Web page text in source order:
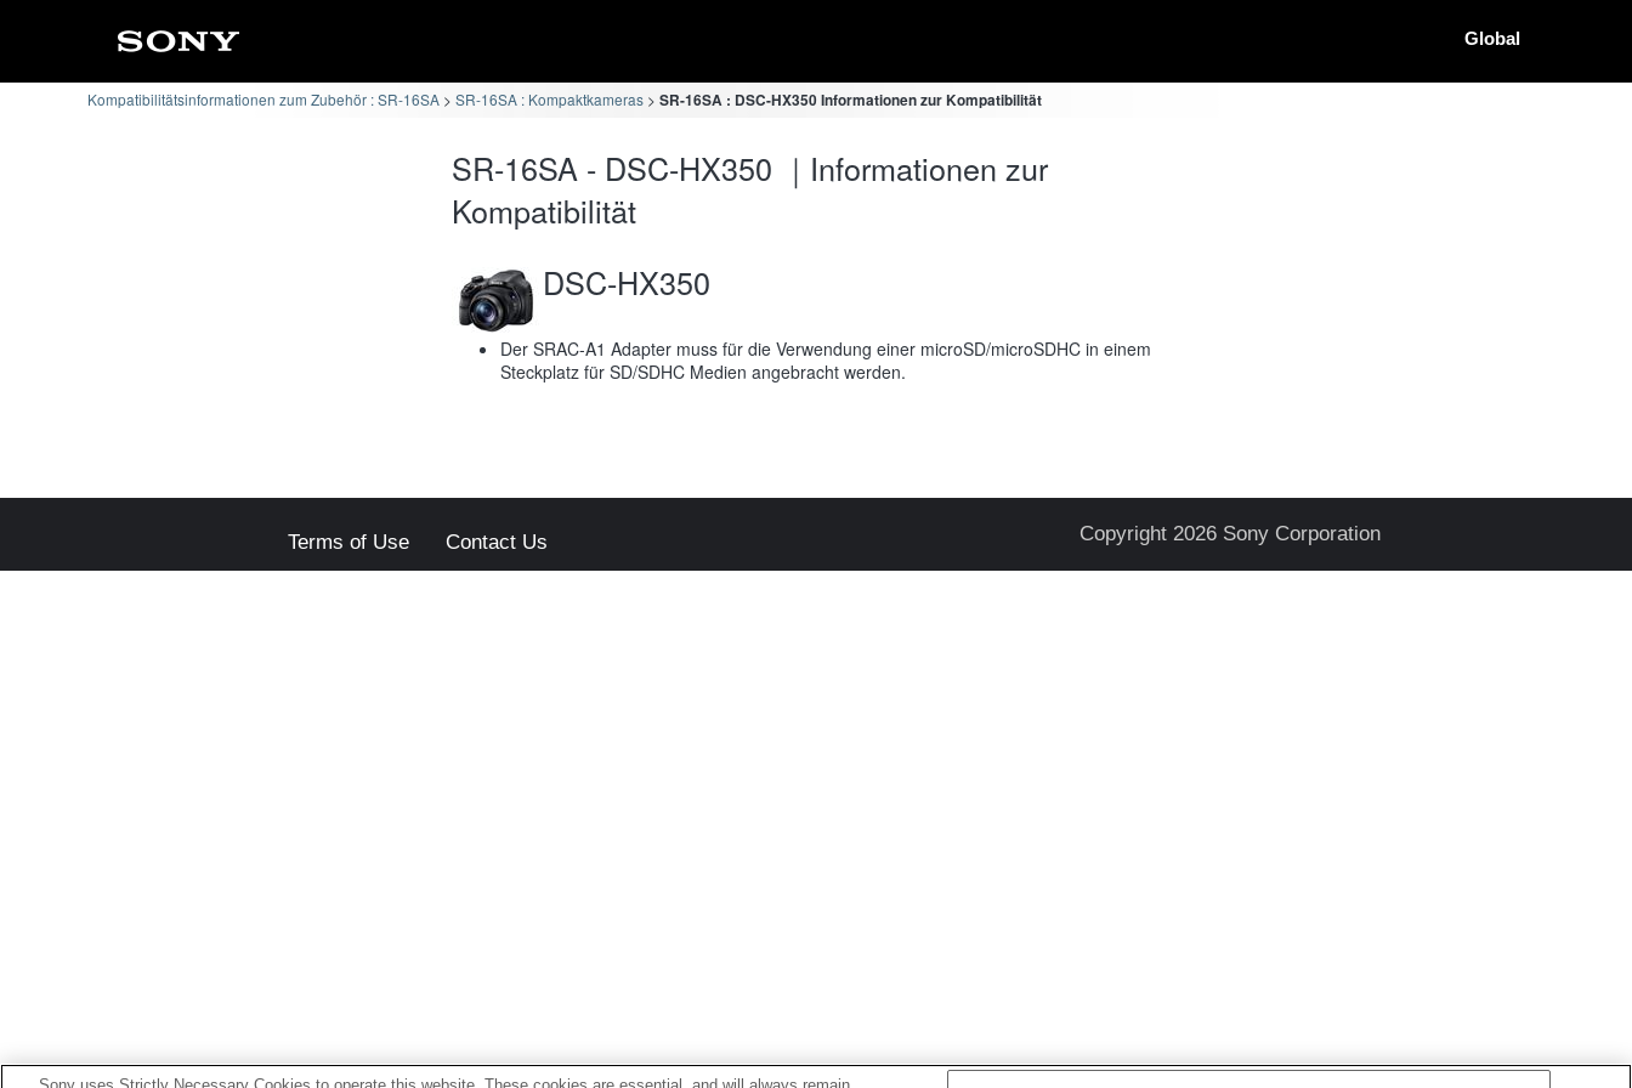
Global
Kompatibilitätsinformationen zum Zubehör : SR-16SA SR-16SA : Kompaktkameras SR-16SA : DSC-HX350 Informationen zur Kompatibilität
SR-16SA - DSC-HX350 ｜Informationen zur
Kompatibilität
DSC-HX350
Der SRAC-A1 Adapter muss für die Verwendung einer microSD/microSDHC in einem
Steckplatz für SD/SDHC Medien angebracht werden.
Terms of Use Contact Us Copyright 2026 Sony Corporation